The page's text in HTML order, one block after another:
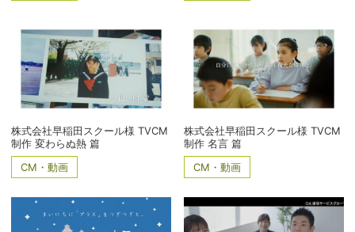
株式会社早稲田スクール様 TVCM
制作 変わらぬ熱 篇
CM・動画
株式会社早稲田スクール様 TVCM
制作 名言 篇
CM・動画